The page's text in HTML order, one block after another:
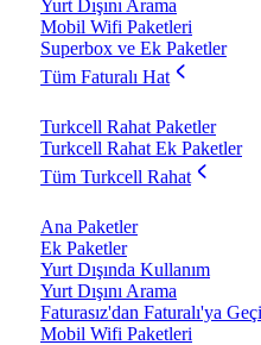
Yurt Dışını Arama
Mobil Wifi Paketleri
Superbox ve Ek Paketler
Tüm Faturalı Hat
Turkcell Rahat Paketler
Turkcell Rahat Ek Paketler
Tüm Turkcell Rahat
Ana Paketler
Ek Paketler
Yurt Dışında Kullanım
Yurt Dışını Arama
Faturasız'dan Faturalı'ya
Mobil Wifi Paketleri